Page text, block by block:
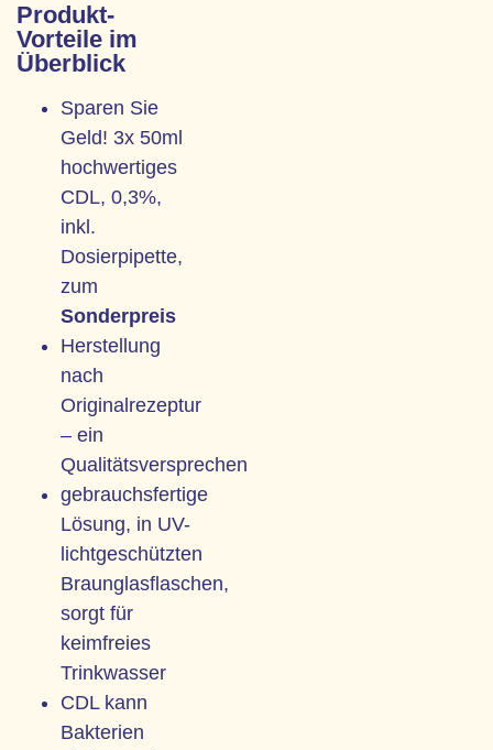
Produkt-
Vorteile im
Überblick
Sparen Sie
Geld! 3x 50ml
hochwertiges
CDL, 0,3%,
inkl.
Dosierpipette,
zum
Sonderpreis
Herstellung
nach
Originalrezeptur
– ein
Qualitätsversprechen
gebrauchsfertige
Lösung, in UV-
lichtgeschützten
Braunglasflaschen,
sorgt für
keimfreies
Trinkwasser
CDL kann
Bakterien